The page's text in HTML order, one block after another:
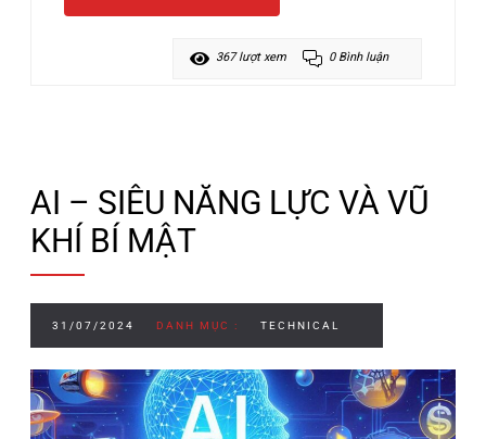
367 lượt xem 0 Bình luận
AI – SIÊU NĂNG LỰC VÀ VŨ
KHÍ BÍ MẬT
31/07/2024 DANH MỤC : TECHNICAL